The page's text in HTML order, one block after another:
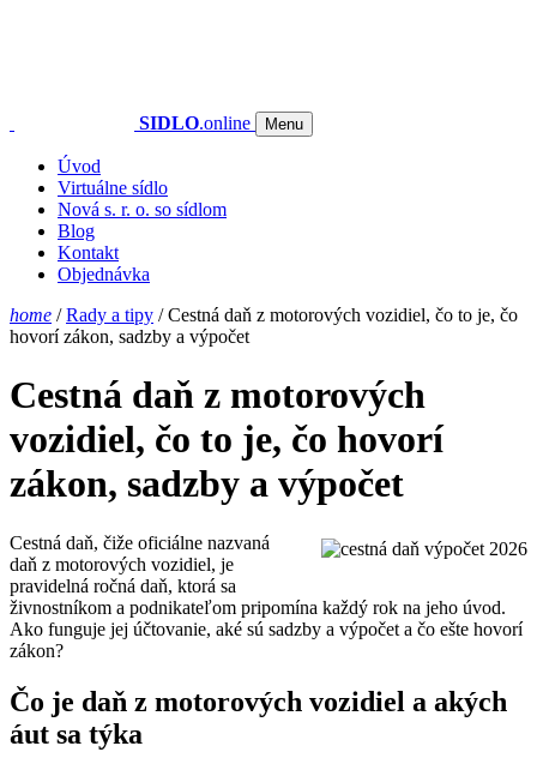
SIDLO.online Menu
Úvod
Virtuálne sídlo
Nová s. r. o. so sídlom
Blog
Kontakt
Objednávka
home /Rady a tipy /Cestná daň z motorových vozidiel, čo to je, čo
hovorí zákon, sadzby a výpočet
Cestná daň z motorových
vozidiel, čo to je, čo hovorí
zákon, sadzby a výpočet
Cestná daň, čiže oficiálne nazvaná
daň z motorových vozidiel, je
pravidelná ročná daň, ktorá sa
živnostníkom a podnikateľom pripomína každý rok na jeho úvod.
Ako funguje jej účtovanie, aké sú sadzby a výpočet a čo ešte hovorí
zákon?
Čo je daň z motorových vozidiel a akých
áut sa týka